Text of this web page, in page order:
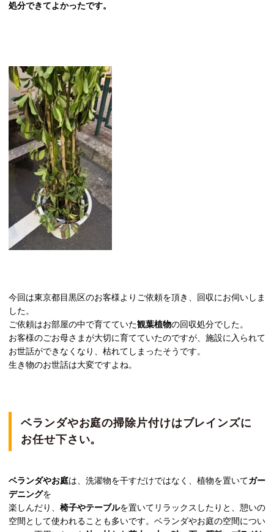
処分できてよかったです。
今回は東京都目黒区のお客様よりご依頼を頂き、回収にお伺いしま
した。
ご依頼はお部屋の中で育てていた観葉植物の回収処分でした。
お客様のごお母さまが大切に育てていたのですが、施設に入られて
お世話ができなくなり、枯れてしまったそうです。
生き物のお世話は大変ですよね。
ベランダやお庭の掃除片付けはブレインズに
お任せ下さい。
ベランダやお庭は、洗濯物を干すだけではなく、植物を置いてガー
デニングを
楽しんだり、 椅子やテーブルを置いてリラックスしたりと、憩いの
空間として使われることも多いです。ベランダやお庭の空間につい